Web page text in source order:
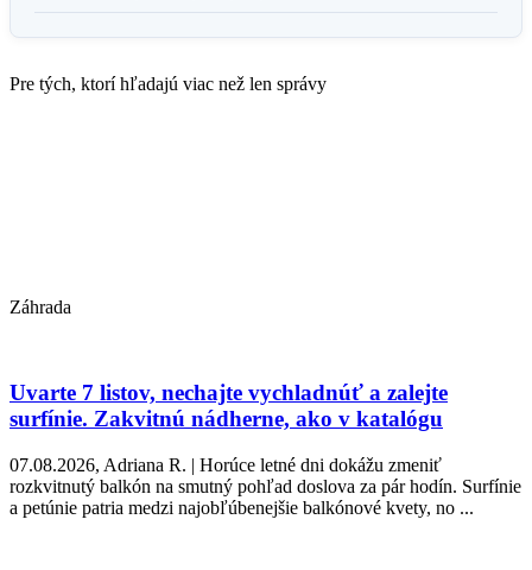
Pre tých, ktorí hľadajú viac než len správy
Záhrada
Uvarte 7 listov, nechajte vychladnúť a zalejte
surfínie. Zakvitnú nádherne, ako v katalógu
07.08.2026, Adriana R. | Horúce letné dni dokážu zmeniť
rozkvitnutý balkón na smutný pohľad doslova za pár hodín. Surfínie
a petúnie patria medzi najobľúbenejšie balkónové kvety, no ...